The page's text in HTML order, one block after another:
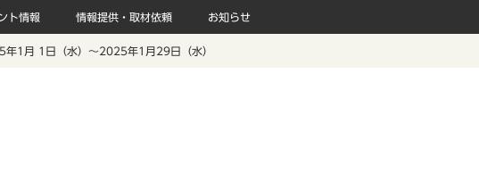
ト情報 情報提供・取材依頼 お知らせ
年1月 1日（水）～2025年1月29日（水）